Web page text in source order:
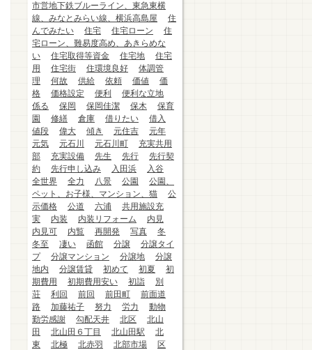
市営地下鉄ブルーライン、東急東横
線、みなとみらい線、横浜高島屋
住
んでみたい
住宅 住宅ローン
住
宅ローン、難易度高め、あきらめな
い
住宅取得等資金 住宅地
住宅
用
住宅街 住環境良好
体調管
理
何故 供給 依頼 価値
価
格
価格設定 便利
便利な立地
係る
保岡 保岡佳潔 保木
保育
園
修繕 倉庫 借りたい
借入
値段
偉大 傾き 元住吉
元年
元気
元石川 元石川町
充実共用
部
充実設備 先生 先行
先行契
約
先行申し込み 入田浜
入谷
全世界
全力 八景 公園
公園、
ペット、お子様、マンション、猫
公
示価格
公道 六浦
共用施設充
実
内装 内装リフォーム
内見
内見可
内覧 再開発 写真
冬
冬至
凄い 函館 分譲
分譲タイ
プ
分譲マンション 分譲地
分譲
地内
分譲賃貸 初めて 初夏
初
期費用
初期費用安い 初詣
別
荘
利回 前回 前田町
前面道
路
加藤祐子 努力 労力
動物
勤労感謝
勾配天井 北区
北山
田
北山田６丁目 北山田駅
北
東
北極 北赤羽 北部市場
区